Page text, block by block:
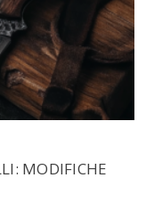
MODIFICHE